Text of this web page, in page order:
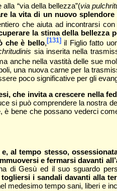
“via della bellezza”(via
la vita di un nuovo
che aiuta ad incontrarsi
la stima della
che è bello, [131]il Figlio fatto
sia inserita nella
anche nella vastità delle sue
una nuova carne per la
poco significative per gli
che invita a crescere nella
si può comprendere la nostra
è bene che possano vederci
al tempo stesso,
e fermarsi davanti
di Gesù ed il suo sguardo
i sandali davanti alla
medesimo tempo sani, liberi e